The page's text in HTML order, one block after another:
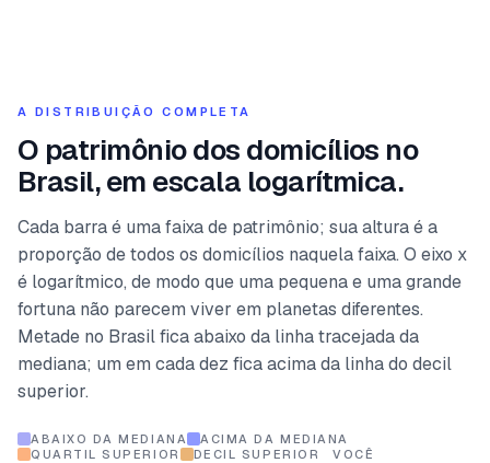
A DISTRIBUIÇÃO COMPLETA
O patrimônio dos domicílios no
Brasil, em escala logarítmica.
Cada barra é uma faixa de patrimônio; sua altura é a
proporção de todos os domicílios naquela faixa. O eixo x
é logarítmico, de modo que uma pequena e uma grande
fortuna não parecem viver em planetas diferentes.
Metade no Brasil fica abaixo da linha tracejada da
mediana; um em cada dez fica acima da linha do decil
superior.
ABAIXO DA MEDIANA
ACIMA DA MEDIANA
QUARTIL SUPERIOR
DECIL SUPERIOR VOCÊ